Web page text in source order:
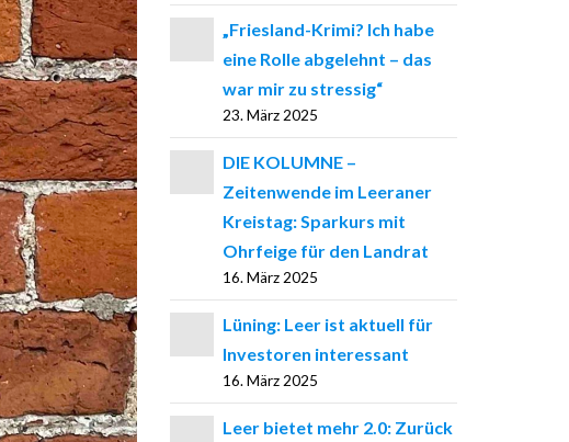
„Friesland-Krimi? Ich habe
eine Rolle abgelehnt – das
war mir zu stressig“
23. März 2025
DIE KOLUMNE –
Zeitenwende im Leeraner
Kreistag: Sparkurs mit
Ohrfeige für den Landrat
16. März 2025
Lüning: Leer ist aktuell für
Investoren interessant
16. März 2025
Leer bietet mehr 2.0: Zurück